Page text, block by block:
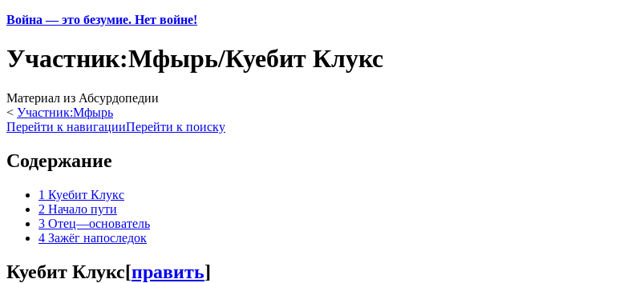
Война — это безумие. Нет войне!
Участник:Мфырь/Куебит Клукс
Материал из Абсурдопедии
< Участник:Мфырь
Перейти к навигацииПерейти к поиску
Содержание
1 Куебит Клукс
2 Начало пути
3 Отец—основатель
4 Зажёг напоследок
Куебит Клукс[править]